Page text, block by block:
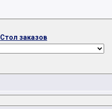
Стол заказов